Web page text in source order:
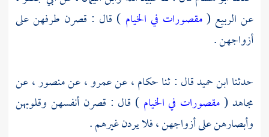
عن الربيع (مقصورات في الخيام ) قال : قصرن طرفهن على
أزواجهن .
حدثنا ابن حميدقال : ثناحكام، عنعمرو، عنمنصور، عن
مجاهد (مقصورات في الخيام ) قال : قصرن أنفسهن وقلوبهن
وأبصارهن على أزواجهن ، فلا يردن غيرهم .